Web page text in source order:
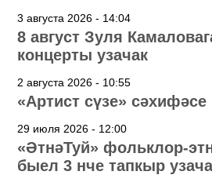
3 августа 2026 - 14:04
8 август Зуля
концерты узачак
2 августа 2026 - 10:55
«Артист сүзе» сәхифәсе
29 июля 2026 - 12:00
«ӘтнәТуй» фольклор-
быел 3 нче тапкыр